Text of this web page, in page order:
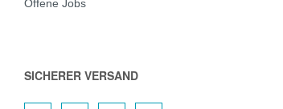
Offene Jobs
SICHERER VERSAND